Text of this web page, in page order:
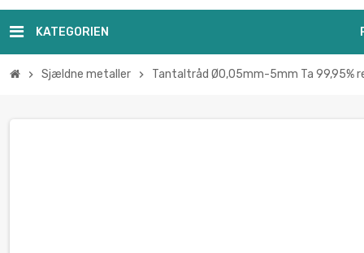
KATEGORIEN
chevron_right Sjældne metaller chevron_right Tantaltråd Ø0,05mm-5mm Ta 99,95%